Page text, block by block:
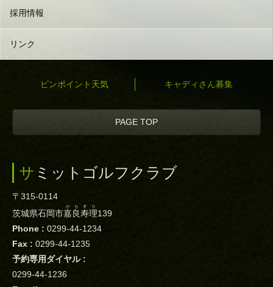
採用情報
リンク
ピンポイント天気 キャディさん募集
PAGE TOP
サミットゴルフクラブ
〒315-0114
茨城県石岡市嘉良寿理
からすり
139
Phone : 0299-44-1234
Fax : 0299-44-1235
予約専用ダイヤル :
0299-44-1236